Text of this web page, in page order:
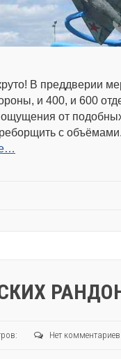
В преддверии
и 400, и 600
от
с
Нет комментариев